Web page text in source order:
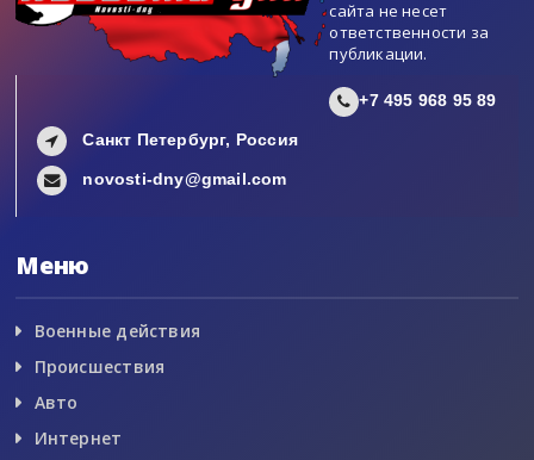
сайта не несет
ответственности за
публикации.
+7 495 968 95 89
Санкт Петербург, Россия
novosti-dny@gmail.com
Меню
Военные действия
Происшествия
Авто
Интернет